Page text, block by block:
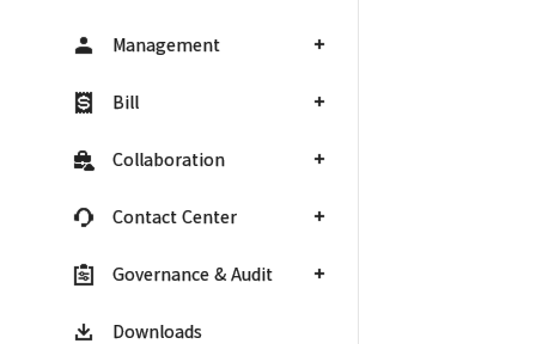
Management
Bill
Collaboration
Contact Center
Governance & Audit
Downloads